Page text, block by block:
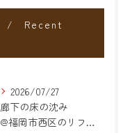
Recent
2026/07/27
廊下の床の沈み
@福岡市西区のリフォーム